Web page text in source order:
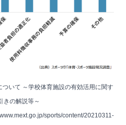
ついて ～学校体育施設の有効活用に関す
きの解説等～
sports/content/20210311-